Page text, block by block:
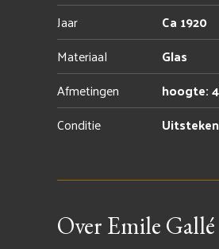
Jaar
Ca 1920
Materiaal
Glas
Afmetingen
hoogte:
Conditie
Over Emile Gallé